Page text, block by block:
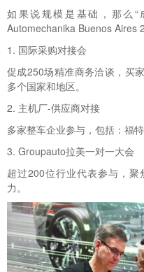
如果说规模是基础，那么“
Automechanika Buenos Aires
1. 国际采购对接会
促成250场精准商务洽谈，买
多个国家和地区。
2. 主机厂-供应商对接
多家整车企业参与，包括：福
3. Groupauto拉美一对一大会
超过200位行业代表参与，
力。